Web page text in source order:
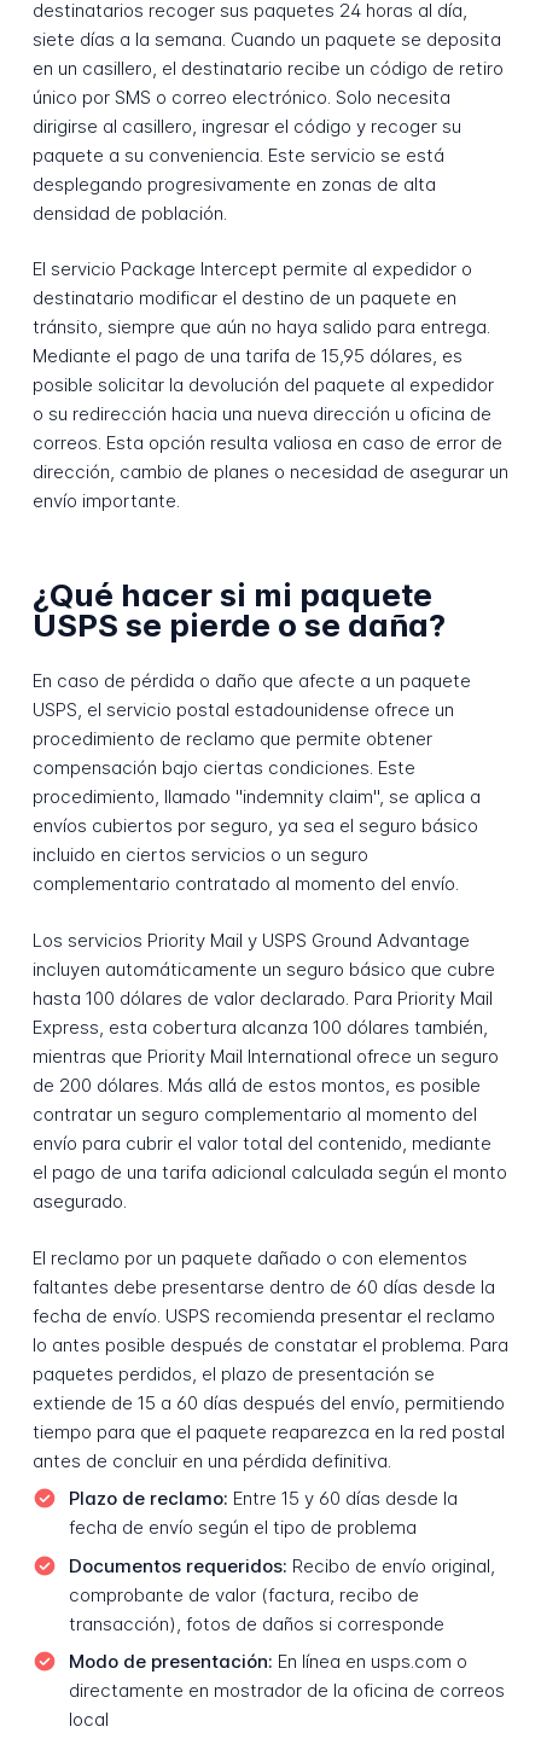
destinatarios recoger sus paquetes 24 horas al día,
siete días a la semana. Cuando un paquete se deposita
en un casillero, el destinatario recibe un código de retiro
único por SMS o correo electrónico. Solo necesita
dirigirse al casillero, ingresar el código y recoger su
paquete a su conveniencia. Este servicio se está
desplegando progresivamente en zonas de alta
densidad de población.
El servicio Package Intercept permite al expedidor o
destinatario modificar el destino de un paquete en
tránsito, siempre que aún no haya salido para entrega.
Mediante el pago de una tarifa de 15,95 dólares, es
posible solicitar la devolución del paquete al expedidor
o su redirección hacia una nueva dirección u oficina de
correos. Esta opción resulta valiosa en caso de error de
dirección, cambio de planes o necesidad de asegurar un
envío importante.
¿Qué hacer si mi paquete
USPS se pierde o se daña?
En caso de pérdida o daño que afecte a un paquete
USPS, el servicio postal estadounidense ofrece un
procedimiento de reclamo que permite obtener
compensación bajo ciertas condiciones. Este
procedimiento, llamado "indemnity claim", se aplica a
envíos cubiertos por seguro, ya sea el seguro básico
incluido en ciertos servicios o un seguro
complementario contratado al momento del envío.
Los servicios Priority Mail y USPS Ground Advantage
incluyen automáticamente un seguro básico que cubre
hasta 100 dólares de valor declarado. Para Priority Mail
Express, esta cobertura alcanza 100 dólares también,
mientras que Priority Mail International ofrece un seguro
de 200 dólares. Más allá de estos montos, es posible
contratar un seguro complementario al momento del
envío para cubrir el valor total del contenido, mediante
el pago de una tarifa adicional calculada según el monto
asegurado.
El reclamo por un paquete dañado o con elementos
faltantes debe presentarse dentro de 60 días desde la
fecha de envío. USPS recomienda presentar el reclamo
lo antes posible después de constatar el problema. Para
paquetes perdidos, el plazo de presentación se
extiende de 15 a 60 días después del envío, permitiendo
tiempo para que el paquete reaparezca en la red postal
antes de concluir en una pérdida definitiva.
Plazo de reclamo: Entre 15 y 60 días desde la
fecha de envío según el tipo de problema
Documentos requeridos: Recibo de envío original,
comprobante de valor (factura, recibo de
transacción), fotos de daños si corresponde
Modo de presentación: En línea en usps.com o
directamente en mostrador de la oficina de correos
local